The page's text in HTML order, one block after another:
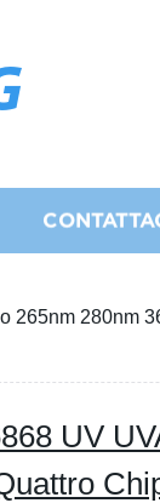
265nm 280nm
UV